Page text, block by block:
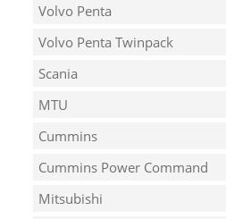
Volvo Penta
Volvo Penta Twinpack
Scania
MTU
Cummins
Cummins Power Command
Mitsubishi